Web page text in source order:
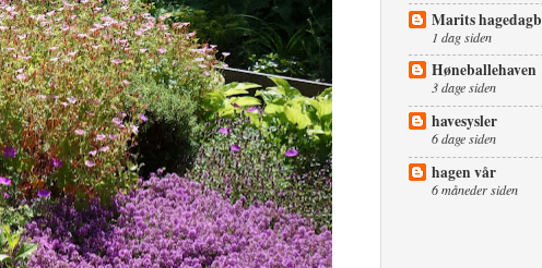
Marits
1 dag siden
Høneballehaven
3 dage siden
havesysler
6 dage siden
hagen vår
6 måneder siden